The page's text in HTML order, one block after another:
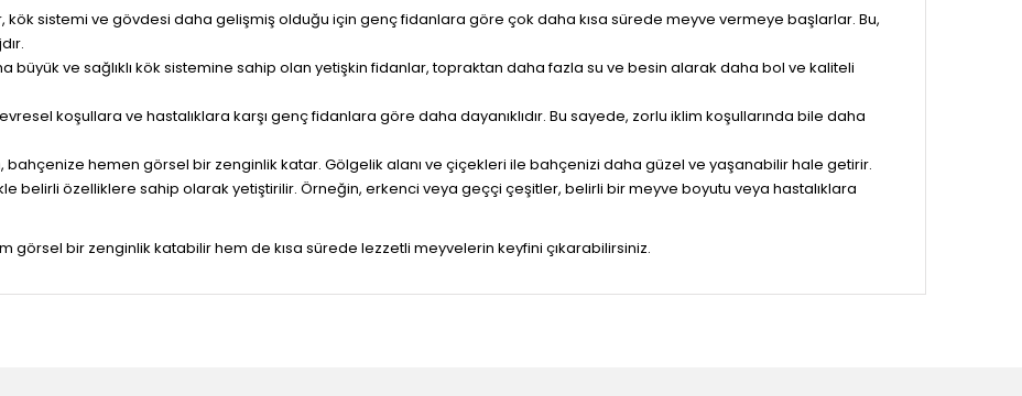
kök sistemi ve gövdesi daha gelişmiş olduğu için genç fidanlara göre çok daha kısa sürede meyve vermeye başlarlar. Bu,
büyük ve sağlıklı kök sistemine sahip olan yetişkin fidanlar, topraktan daha fazla su ve besin alarak daha bol ve kaliteli
koşullara ve hastalıklara karşı genç fidanlara göre daha dayanıklıdır. Bu sayede, zorlu iklim koşullarında bile daha
bahçenize hemen görsel bir zenginlik katar. Gölgelik alanı ve çiçekleri ile bahçenizi daha güzel ve yaşanabilir hale getirir.
belirli özelliklere sahip olarak yetiştirilir. Örneğin, erkenci veya geççi çeşitler, belirli bir meyve boyutu veya hastalıklara
görsel bir zenginlik katabilir hem de kısa sürede lezzetli meyvelerin keyfini çıkarabilirsiniz.